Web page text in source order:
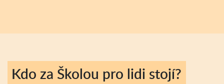
Kdo za Školou pro lidi stojí?